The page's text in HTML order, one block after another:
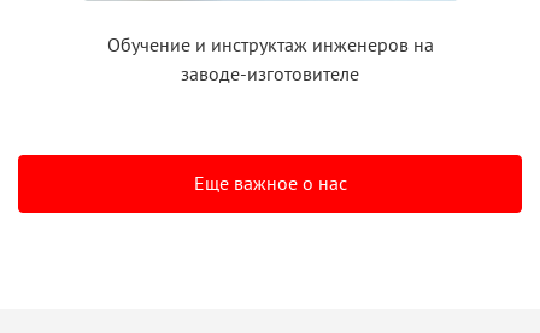
Обучение и инструктажинженеров на
заводе-изготовителе
Еще важное о нас